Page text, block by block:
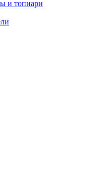
и топиари